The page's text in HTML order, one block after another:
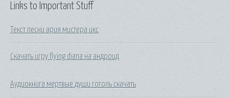
Links to Important Stuff
Текст песни ария мистера икс
Скачать игру flying diana на андроид
Аудиокнига мертвые души гоголь скачать